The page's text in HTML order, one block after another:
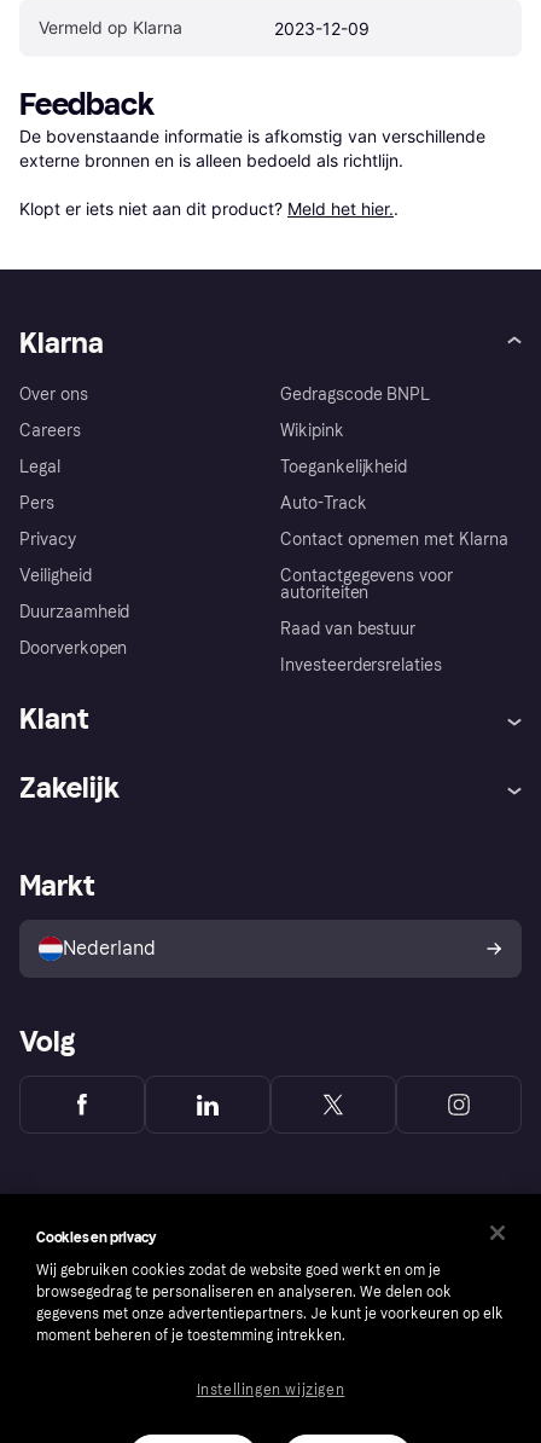
Vermeld op Klarna 2023-12-09
Feedback
De bovenstaande informatie is afkomstig van verschillende
externe bronnen en is alleen bedoeld als richtlijn.
Klopt er iets niet aan dit product? Meld het hier..
Klarna
Over ons
Careers
Legal
Pers
Privacy
Veiligheid
Duurzaamheid
Doorverkopen
Gedragscode BNPL
Wikipink
Toegankelijkheid
Auto-Track
Contact opnemen met Klarna
Contactgegevens voor
autoriteiten
Raad van bestuur
Investeerdersrelaties
Klant
Winkeloverzicht
Kopersbescherming voor
consumenten
Zakelijk
Zakelijke login
Markt
Nederland
Volg
number: 556737-0431
Cookies en privacy
Wij gebruiken cookies zodat de website goed werkt en om je
browsegedrag te personaliseren en analyseren. We delen ook
gegevens met onze advertentiepartners. Je kunt je voorkeuren op elk
moment beheren of je toestemming intrekken.
Instellingen wijzigen